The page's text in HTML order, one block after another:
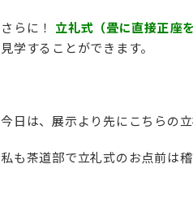
さらに！ 立礼式（畳に直接正座
見学することができます。
今日は、展示より先にこちらの
私も茶道部で立礼式のお点前は